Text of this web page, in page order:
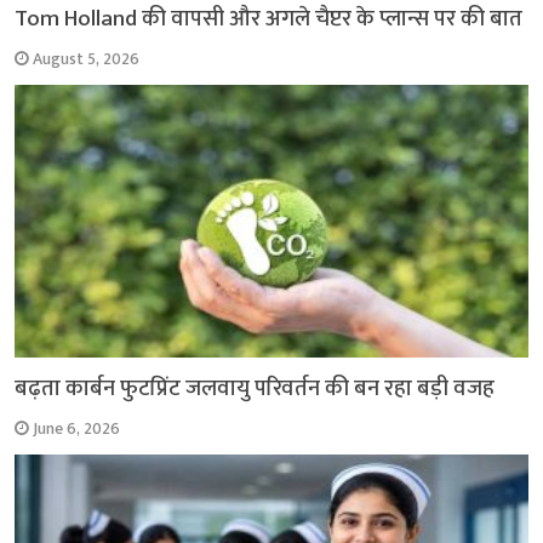
Tom Holland की वापसी और अगले चैप्टर के प्लान्स पर की बात
August 5, 2026
बढ़ता कार्बन फुटप्रिंट जलवायु परिवर्तन की बन रहा बड़ी वजह
June 6, 2026